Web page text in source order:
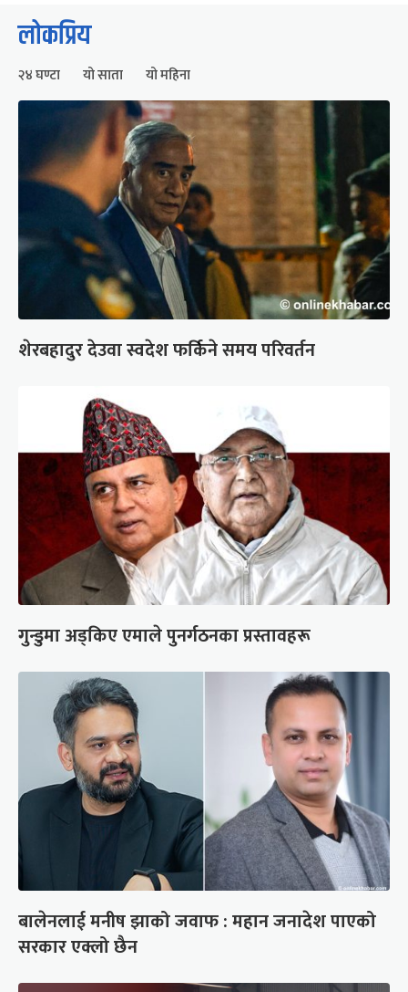
लोकप्रिय
२४ घण्टा यो साता यो महिना
शेरबहादुर देउवा स्वदेश फर्किने समय परिवर्तन
गुन्डुमा अड्किए एमाले पुनर्गठनका प्रस्तावहरू
बालेनलाई मनीष झाको जवाफ : महान जनादेश पाएको
सरकार एक्लो छैन